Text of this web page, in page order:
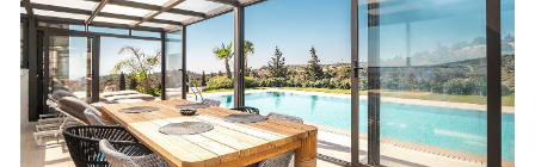
you will find a queen bed. ...